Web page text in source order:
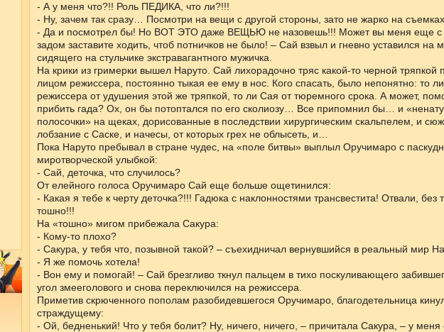
- А у меня что?!! Роль ПЕДИКА, что ли?!!!
- Ну, зачем так сразу… Посмотри на вещи с другой стороны, зато не жарко на съемках.
- Да и посмотрел бы! Но ВОТ ЭТО даже ВЕЩЬЮ не назовешь!!! Может вы меня еще с
задом заставите ходить, чтоб потничков не было! – Сай взвыл и гневно уставился на
сидящего на стульчике экстравагантного мужичка.
На крики из гримерки вышел Наруто. Сай лихорадочно тряс какой-то черной тряпкой
лицом режиссера, постоянно тыкая ее ему в нос. Кого спасать, было непонятно: то ли
режиссера от удушения этой же тряпкой, то ли Сая от тюремного срока. А может,
прибить гада? Ох, он бы потоптался по его сколиозу… Все припомнил бы… и
полосочки» на щеках, дорисованные в последствии хирургическим скальпелем, и
лобзание с Саске, и начесы, от которых грех не облысеть, и…
Пока Наруто пребывал в стране чудес, на «поле битвы» выплыл Оручимаро с
миротворческой улыбкой:
- Сай, деточка, что случилось?
От елейного голоса Оручимаро Сай еще больше ощетинился:
- Какая я тебе к черту деточка?!!! Гадюка с наклонностями трансвестита! Отвали, без
тошно!!!
На «тошно» мигом прибежала Сакура:
- Кому-то плохо?
- Сакура, у тебя что, позывной такой? – съехидничал вернувшийся в реальный мир
- Я же помочь хотела!
- Вон ему и помогай! – Сай брезгливо ткнул пальцем в тихо поскуливающего
угол змееголового и снова переключился на режиссера.
Приметив скрюченного пополам разобидевшегося Оручимаро, благодетельница
страждущему:
- Ой, бедненький! Что у тебя болит? Ну, ничего, ничего, – причитала Сакура, – у меня